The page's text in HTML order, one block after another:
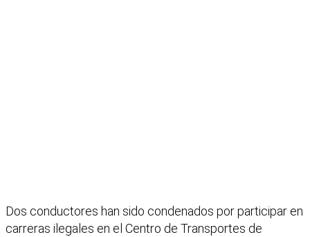
Dos conductores han sido condenados por participar en
carreras ilegales en el Centro de Transportes de